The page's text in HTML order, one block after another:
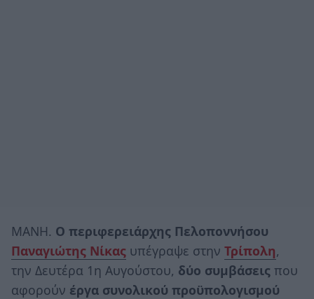
ΜΑΝΗ. Ο περιφερειάρχης Πελοποννήσου
Παναγιώτης Νίκας υπέγραψε στην Τρίπολη,
την Δευτέρα 1η Αυγούστου, δύο συμβάσεις που
αφορούν έργα συνολικού προϋπολογισμού